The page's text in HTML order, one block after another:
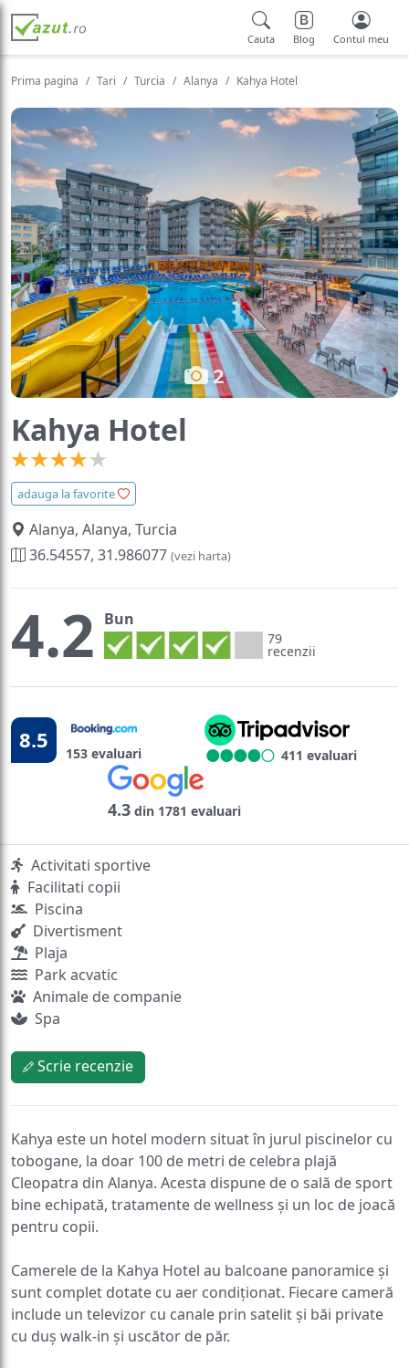
Cauta Blog Contul meu
Prima pagina Tari Turcia Alanya Kahya Hotel
2
Kahya Hotel
adauga la favorite
Alanya, Alanya, Turcia
36.54557, 31.986077 (vezi harta)
4.2 Bun
79
recenzii
8.5 153 evaluari 411 evaluari
4.3 din 1781 evaluari
Activitati sportive
Facilitati copii
Piscina
Divertisment
Plaja
Park acvatic
Animale de companie
Spa
Scrie recenzie
Kahya este un hotel modern situat în jurul piscinelor cu
tobogane, la doar 100 de metri de celebra plajă
Cleopatra din Alanya. Acesta dispune de o sală de sport
bine echipată, tratamente de wellness și un loc de joacă
pentru copii.
Camerele de la Kahya Hotel au balcoane panoramice și
sunt complet dotate cu aer condiționat. Fiecare cameră
include un televizor cu canale prin satelit și băi private
cu duș walk-in și uscător de păr.